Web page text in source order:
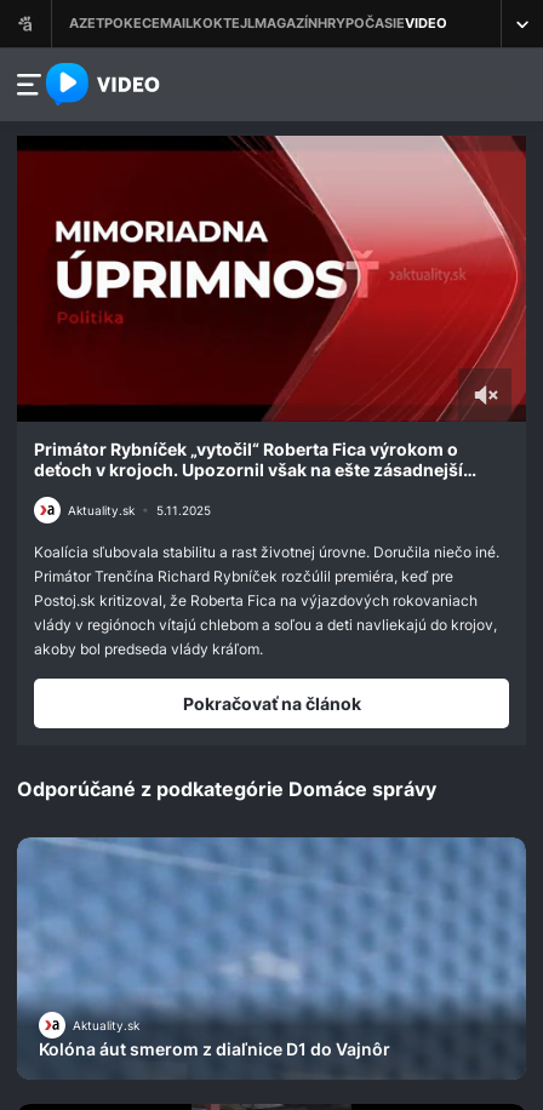
azet.video.sk
seconds
minutes,
seconds
Primátor Rybníček „vytočil“ Roberta Fica výrokom o
deťoch v krojoch. Upozornil však na ešte zásadnejší
Aktuality.sk • 5.11.2025
Koalícia sľubovala stabilitu a rast životnej úrovne. Doručila niečo iné.
Primátor Trenčína Richard Rybníček rozčúlil premiéra, keď pre
Postoj.sk kritizoval, že Roberta Fica na výjazdových rokovaniach
vlády v regiónoch vítajú chlebom a soľou a deti navliekajú do krojov,
akoby bol predseda vlády kráľom.
Pokračovať na článok
Odporúčané z podkategórie Domáce správy
Aktuality.sk
Kolóna áut smerom z diaľnice D1 do Vajnôr